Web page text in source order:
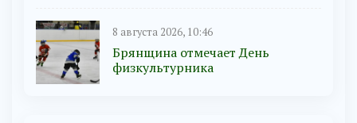
8 августа 2026, 10:46
Брянщина отмечает День
физкультурника